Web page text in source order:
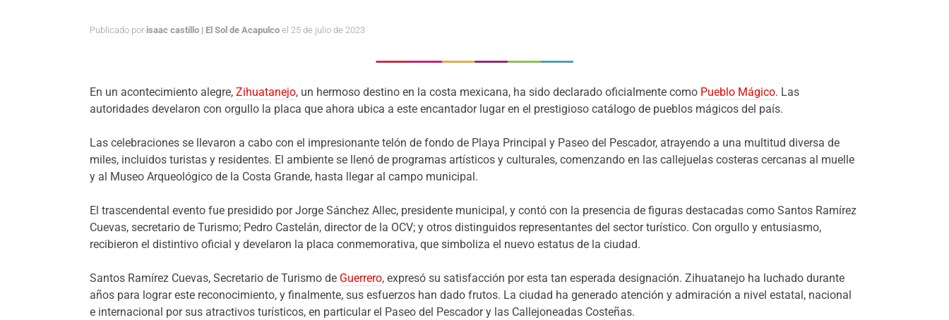
Publicado por isaac castillo | El Sol de Acapulco el 25 de julio de 2023
En un acontecimiento alegre, Zihuatanejo, un hermoso destino en la costa mexicana, ha sido declarado oficialmente como Pueblo Mágico. Las
autoridades develaron con orgullo la placa que ahora ubica a este encantador lugar en el prestigioso catálogo de pueblos mágicos del país.
Las celebraciones se llevaron a cabo con el impresionante telón de fondo de Playa Principal y Paseo del Pescador, atrayendo a una multitud diversa de
miles, incluidos turistas y residentes. El ambiente se llenó de programas artísticos y culturales, comenzando en las callejuelas costeras cercanas al muelle
y al Museo Arqueológico de la Costa Grande, hasta llegar al campo municipal.
El trascendental evento fue presidido por Jorge Sánchez Allec, presidente municipal, y contó con la presencia de figuras destacadas como Santos Ramírez
Cuevas, secretario de Turismo; Pedro Castelán, director de la OCV; y otros distinguidos representantes del sector turístico. Con orgullo y entusiasmo,
recibieron el distintivo oficial y develaron la placa conmemorativa, que simboliza el nuevo estatus de la ciudad.
Santos Ramírez Cuevas, Secretario de Turismo de Guerrero, expresó su satisfacción por esta tan esperada designación. Zihuatanejo ha luchado durante
años para lograr este reconocimiento, y finalmente, sus esfuerzos han dado frutos. La ciudad ha generado atención y admiración a nivel estatal, nacional
e internacional por sus atractivos turísticos, en particular el Paseo del Pescador y las Callejoneadas Costeñas.